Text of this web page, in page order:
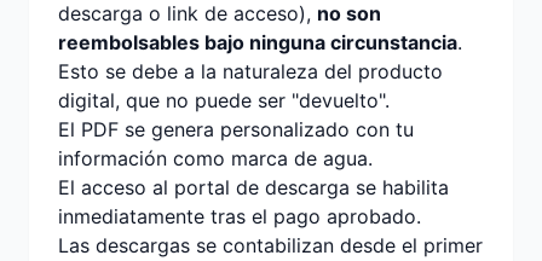
descarga o link de acceso), no son
reembolsables bajo ninguna circunstancia.
Esto se debe a la naturaleza del producto
digital, que no puede ser "devuelto".
El PDF se genera personalizado con tu
información como marca de agua.
El acceso al portal de descarga se habilita
inmediatamente tras el pago aprobado.
Las descargas se contabilizan desde el primer